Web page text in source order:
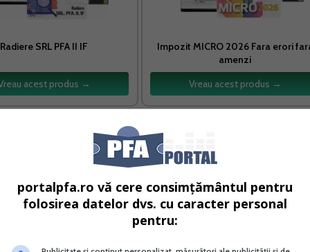
Radiere SRL PFA II IF
acest produs →
Impozit MICRO 2026 Fara erori
amenzi
Vreau acest produs →
din manipulare/depozitare, potrivit legislatiei in
de valabilitate potrivit legii;
Legii nr. 204/2006 privind pensiile facultative, cu
portalpfa.ro vă cere consimțământul pentru
folosirea datelor dvs. cu caracter personal
pentru: